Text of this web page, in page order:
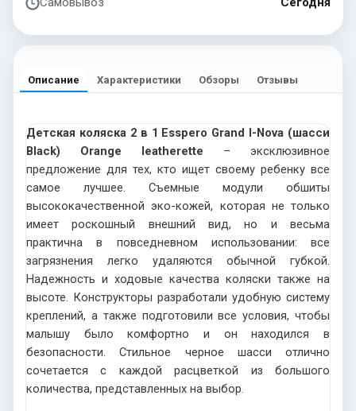
Описание Характеристики Обзоры Отзывы
Детская коляска 2 в 1 Esspero Grand I-Nova (шасси
Black) Orange leatherette – эксклюзивное
предложение для тех, кто ищет своему ребенку все
самое лучшее. Съемные модули обшиты
высококачественной эко-кожей, которая не только
имеет роскошный внешний вид, но и весьма
практична в повседневном использовании: все
загрязнения легко удаляются обычной губкой.
Надежность и ходовые качества коляски также на
высоте. Конструкторы разработали удобную систему
креплений, а также подготовили все условия, чтобы
малышу было комфортно и он находился в
безопасности. Стильное черное шасси отлично
сочетается с каждой расцветкой из большого
количества, представленных на выбор.